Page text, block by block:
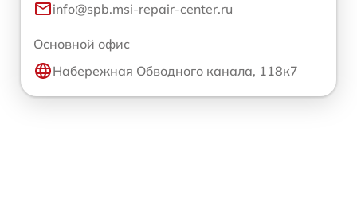
info@spb.msi-repair-center.ru
Основной офис
Набережная Обводного канала, 118к7